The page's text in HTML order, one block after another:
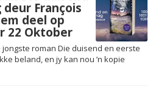
François
deel op
22 Oktober
roman Die duisend en eerste
beland, en jy kan nou ’n kopie